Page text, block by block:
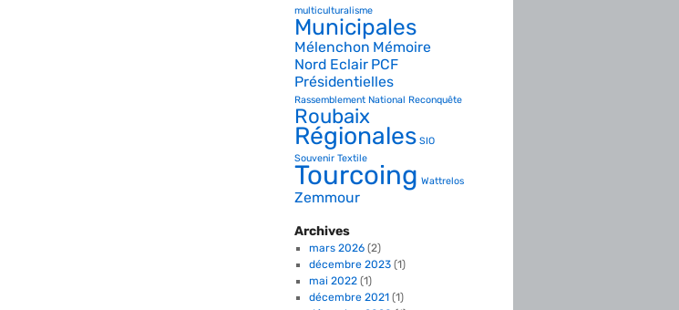
multiculturalisme
Municipales
Mélenchon Mémoire
Nord Eclair PCF
Présidentielles
Rassemblement National Reconquête
Roubaix
Régionales SIO
Souvenir Textile
Tourcoing Wattrelos
Zemmour
Archives
mars 2026(2)
décembre 2023(1)
mai 2022(1)
décembre 2021(1)